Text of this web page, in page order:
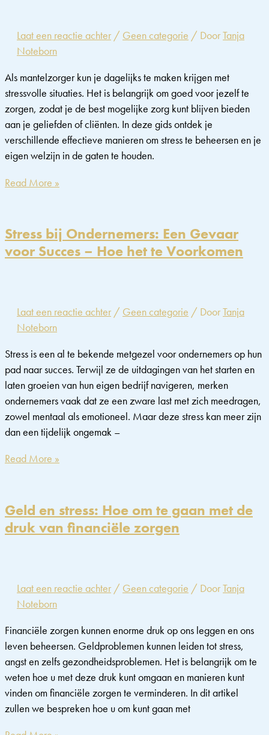
Een
diepgaande
Laat een reactie achter / Geen categorie / DoorTanja
Noteborn
Als mantelzorger kun je dagelijks te maken krijgen met
stressvolle situaties. Het is belangrijk om goed voor jezelf te
zorgen, zodat je de best mogelijke zorg kunt blijven bieden
aan je geliefden of cliënten. In deze gids ontdek je
verschillende effectieve manieren om stress te beheersen en je
eigen welzijn in de gaten te houden.
Hoe
stress:
een
gids
Read More »
Stress bij Ondernemers: Een Gevaar
voor Succes – Hoe het te Voorkomen
Laat een reactie achter / Geen categorie / DoorTanja
Noteborn
Stress is een al te bekende metgezel voor ondernemers op hun
pad naar succes. Terwijl ze de uitdagingen van het starten en
laten groeien van hun eigen bedrijf navigeren, merken
ondernemers vaak dat ze een zware last met zich meedragen,
zowel mentaal als emotioneel. Maar deze stress kan meer zijn
dan een tijdelijk ongemak –
Stress
Een
Gevaar
voor
Hoe
Voorkomen
Read More »
Geld en stress: Hoe om te gaan met de
druk van financiële zorgen
Laat een reactie achter / Geen categorie / DoorTanja
Noteborn
Financiële zorgen kunnen enorme druk op ons leggen en ons
leven beheersen. Geldproblemen kunnen leiden tot stress,
angst en zelfs gezondheidsproblemen. Het is belangrijk om te
weten hoe u met deze druk kunt omgaan en manieren kunt
vinden om financiële zorgen te verminderen. In dit artikel
zullen we bespreken hoe u om kunt gaan met